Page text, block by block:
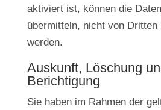
aktiviert ist, können die
übermitteln, nicht von Dritten
werden.
Auskunft, Löschung
Berichtigung
Sie haben im Rahmen der